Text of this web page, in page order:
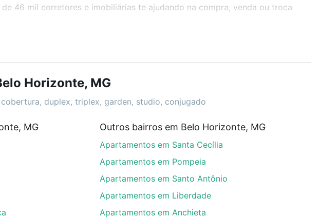
46 mil corretores e imobiliárias te ajudando na compra, venda ou troca
também pode usar os filtros como quantidade de quartos, suítes, com
como piscina, academia, salão de festas ou área verde e encontrar
Belo Horizonte, MG que custam a partir de R$ 0 e com nossas opções
dúvida dos custos envolvidos no processo de compra, veja em
dos seus sonhos com segurança e conforto. Loft, com você até as
Horizonte, MG
duplex, triplex, garden, studio, conjugado
MG Outros bairros em Belo Horizonte, MG
Apartamentos em Santa Cecília
Apartamentos em Pompeia
Apartamentos em Santo Antônio
Apartamentos em Liberdade
Apartamentos em Anchieta